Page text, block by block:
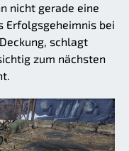
nicht gerade eine
Erfolgsgeheimnis bei
schlagt
zum nächsten